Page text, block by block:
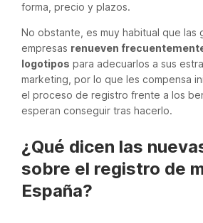
forma, precio y plazos.
No obstante, es muy habitual que las
empresas renueven
logotipos para adecuarlos a sus
marketing, por lo que les compensa
el proceso de registro frente a los
esperan conseguir tras hacerlo.
¿Qué dicen las
sobre el registro de
España?